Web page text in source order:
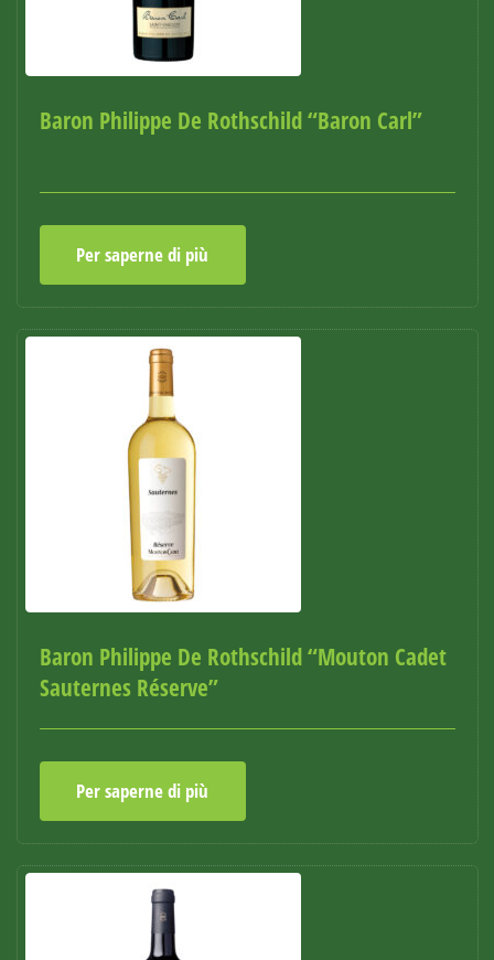
Baron Philippe De Rothschild “Baron Carl”
Per saperne di più
Baron Philippe De Rothschild “Mouton Cadet
Sauternes Réserve”
Per saperne di più